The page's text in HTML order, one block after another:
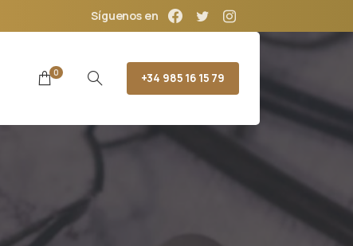
Síguenos en
0 +34 985 16 15 79